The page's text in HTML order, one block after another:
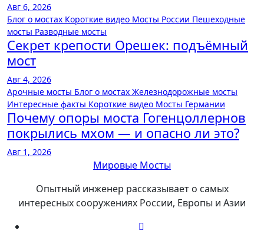
Авг 6, 2026
Блог о мостах Короткие видео Мосты России Пешеходные
мосты Разводные мосты
Секрет крепости Орешек: подъёмный
мост
Авг 4, 2026
Арочные мосты Блог о мостах Железнодорожные мосты
Интересные факты Короткие видео Мосты Германии
Почему опоры моста Гогенцоллернов
покрылись мхом — и опасно ли это?
Авг 1, 2026
Мировые Мосты
Опытный инженер рассказывает о самых
интересных сооружениях России, Европы и Азии